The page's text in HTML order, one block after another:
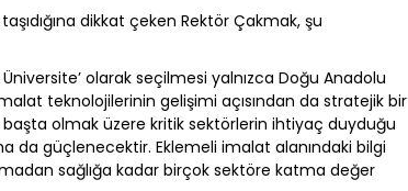
dikkat çeken Rektör Çakmak, şu
olarak seçilmesi yalnızca Doğu Anadolu
teknolojilerinin gelişimi açısından da stratejik bir
başta olmak üzere kritik sektörlerin ihtiyaç duyduğu
da güçlenecektir. Eklemeli imalat alanındaki bilgi
sağlığa kadar birçok sektöre katma değer